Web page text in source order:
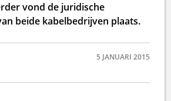
vond de juridische
beide kabelbedrijven plaats.
5 JANUARI 2015